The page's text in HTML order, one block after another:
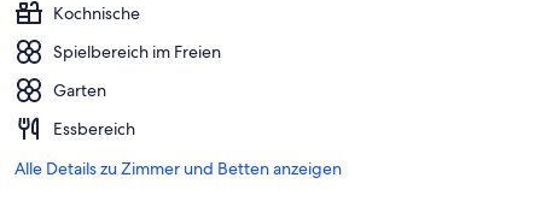
Kochnische
Spielbereich im Freien
Garten
Essbereich
Alle Details zu Zimmer und Betten anzeigen